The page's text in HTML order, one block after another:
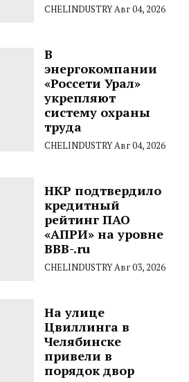
CHELINDUSTRYАвг 04, 2026
В
энергокомпании
«Россети Урал»
укрепляют
систему охраны
труда
CHELINDUSTRYАвг 04, 2026
НКР подтвердило
кредитный
рейтинг ПАО
«АПРИ» на уровне
BBB-.ru
CHELINDUSTRYАвг 03, 2026
На улице
Цвиллинга в
Челябинске
привели в
порядок двор